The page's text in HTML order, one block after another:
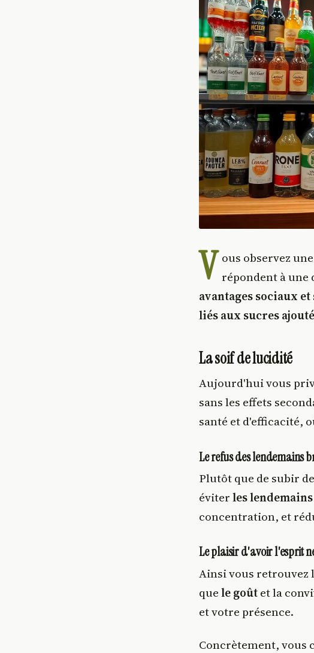
V ous observez une
répondent à une
avantages sociaux
liés aux sucres
La soif de lucidité
Aujourd'hui vous
sans les effets
santé et d'efficacité,
Le refus des lendemains
Plutôt que de subir
éviterles
concentration, et
Le plaisir d'avoir l'esprit
Ainsi vous retrouvez
quele goûtet la
et votre présence.
Concrètement, vous